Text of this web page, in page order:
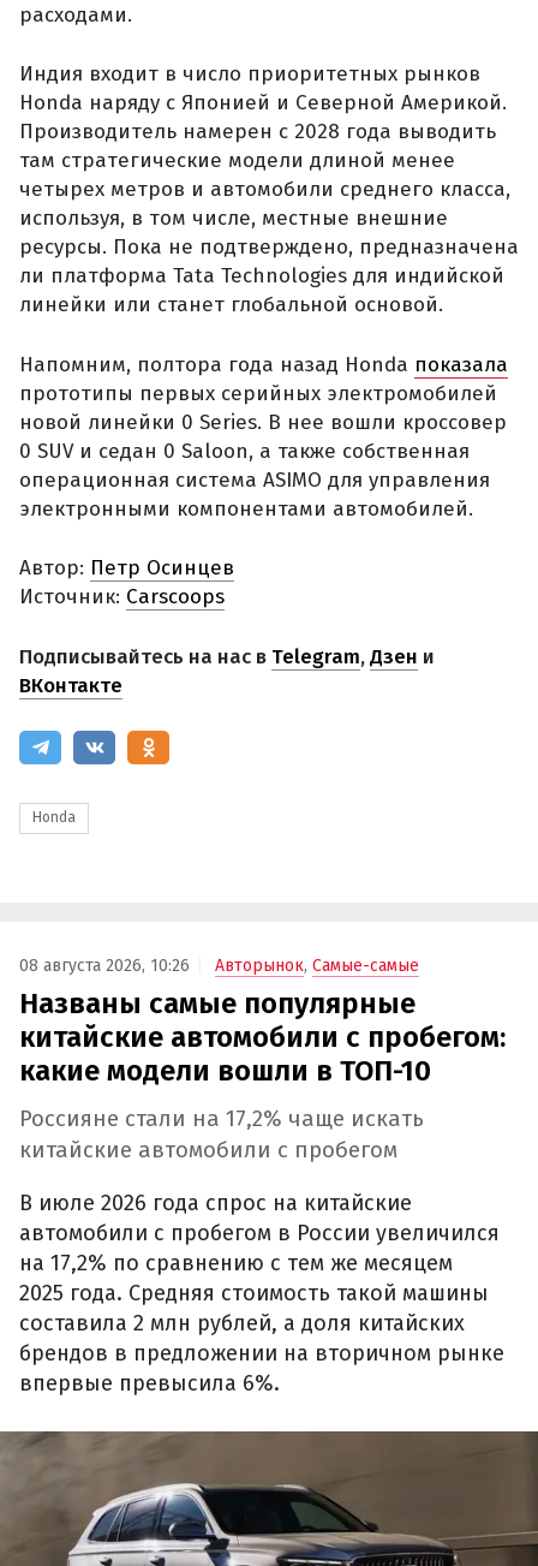
расходами.
Индия входит в число приоритетных рынков
Honda наряду с Японией и Северной Америкой.
Производитель намерен с 2028 года выводить
там стратегические модели длиной менее
четырех метров и автомобили среднего класса,
используя, в том числе, местные внешние
ресурсы. Пока не подтверждено, предназначена
ли платформа Tata Technologies для индийской
линейки или станет глобальной основой.
Напомним, полтора года назад Honda показала
прототипы первых серийных электромобилей
новой линейки 0 Series. В нее вошли кроссовер
0 SUV и седан 0 Saloon, а также собственная
операционная система ASIMO для управления
электронными компонентами автомобилей.
Автор: Петр Осинцев
Источник: Carscoops
Подписывайтесь на нас в Telegram,Дзен и
ВКонтакте
Honda
08 августа 2026, 10:26 Авторынок, Самые-самые
Названы самые популярные
китайские автомобили с пробегом:
какие модели вошли в ТОП-10
Россияне стали на 17,2% чаще искать
китайские автомобили с пробегом
В июле 2026 года спрос на китайские
автомобили с пробегом в России увеличился
на 17,2% по сравнению с тем же месяцем
2025 года. Средняя стоимость такой машины
составила 2 млн рублей, а доля китайских
брендов в предложении на вторичном рынке
впервые превысила 6%.